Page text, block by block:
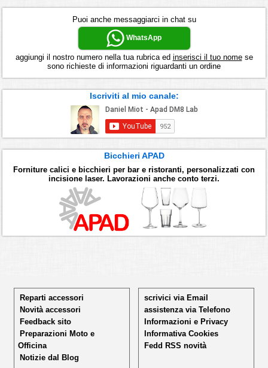
Puoi anche messaggiarci in chat su
WhatsApp
aggiungi il nostro numero nella tua rubrica ed inserisci il tuo nomese
sono richieste di informazioni riguardanti un ordine
Iscriviti al mio canale:
Bicchieri APAD
Forniture calici e bicchieri per bar e ristoranti, personalizzati con
incisione laser. Lavorazioni anche conto terzi.
Reparti accessori
Novità accessori
Feedback sito
Preparazioni Moto e
Officina
Notizie dal Blog
scrivici via Email
assistenza via Telefono
Informazioni e Privacy
Informativa Cookies
Fedd RSS novità